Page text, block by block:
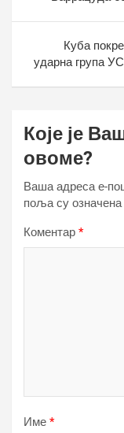
Куба
ударна група
Које је
овоме?
Ваша адреса е-
поља су означена
Коментар *
Име *